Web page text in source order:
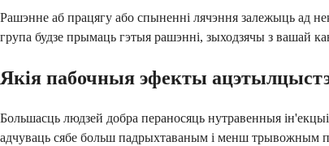
Рашэнне аб працягу або спыненні лячэння залежыць ад
група будзе прымаць гэтыя рашэнні, зыходзячы з вашай
Якія пабочныя эфекты
Большасць людзей добра пераносяць нутравенныя
адчуваць сябе больш падрыхтаваным і менш трывожным